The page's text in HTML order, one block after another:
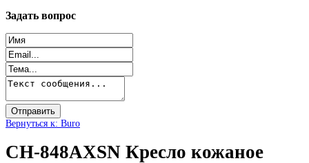
Задать вопрос
Вернуться к: Buro
CH-848AXSN Кресло кожаное